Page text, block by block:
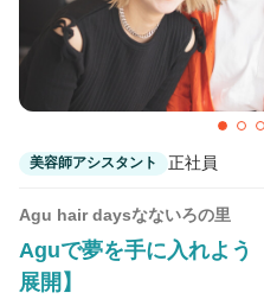
美容師アシスタント 正社員
Agu hair daysなないろの里
Aguで夢を手に入れよう
展開】